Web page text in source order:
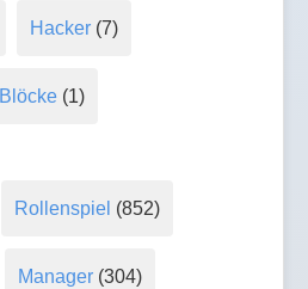
Hacker (7)
Blöcke (1)
Rollenspiel (852)
Manager (304)